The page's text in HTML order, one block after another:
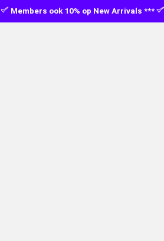
Members ook 10% op New Arrivals ***